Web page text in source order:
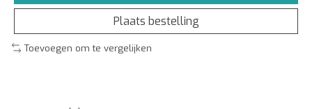
Plaats bestelling
Toevoegen om te vergelijken